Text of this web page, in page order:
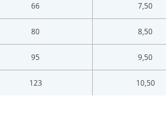
66 7,50
80 8,50
95 9,50
123 10,50
Vul onderstaand
E-mailadres *